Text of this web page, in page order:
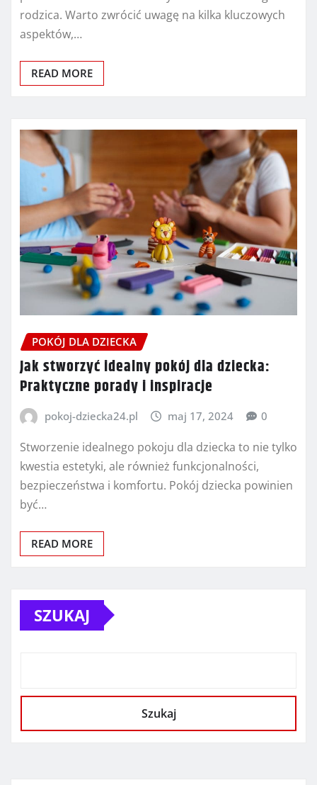
rodzica. Warto zwrócić uwagę na kilka kluczowych
aspektów,…
READ MORE
POKÓJ DLA DZIECKA
Jak stworzyć idealny pokój dla dziecka:
Praktyczne porady i inspiracje
pokoj-dziecka24.pl maj 17, 2024 0
Stworzenie idealnego pokoju dla dziecka to nie tylko
kwestia estetyki, ale również funkcjonalności,
bezpieczeństwa i komfortu. Pokój dziecka powinien
być…
READ MORE
SZUKAJ
Szukaj